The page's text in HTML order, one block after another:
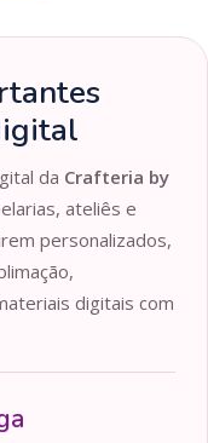
da Crafteria by
ateliês e
personalizados,
digitais com